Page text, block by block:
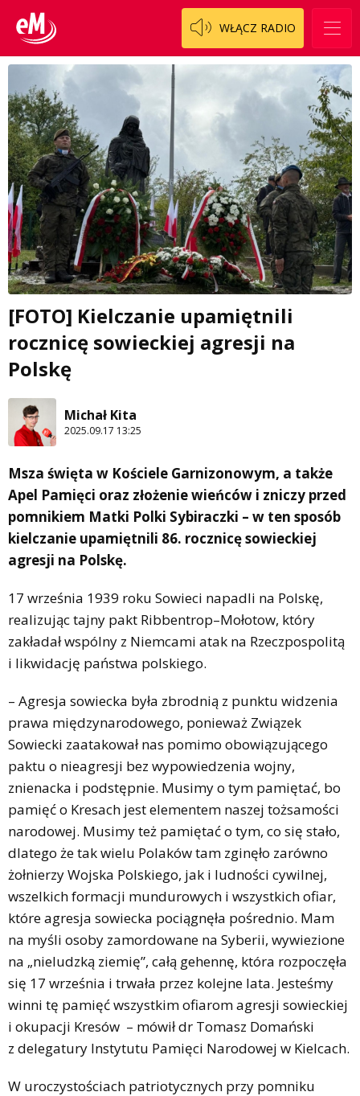
WŁĄCZ RADIO
[FOTO] Kielczanie upamiętnili
rocznicę sowieckiej agresji na
Polskę
Michał Kita
2025.09.17 13:25
Msza święta w Kościele Garnizonowym, a także
Apel Pamięci oraz złożenie wieńców i zniczy przed
pomnikiem Matki Polki Sybiraczki – w ten sposób
kielczanie upamiętnili 86. rocznicę sowieckiej
agresji na Polskę.
17 września 1939 roku Sowieci napadli na Polskę,
realizując tajny pakt Ribbentrop–Mołotow, który
zakładał wspólny z Niemcami atak na Rzeczpospolitą
i likwidację państwa polskiego.
– Agresja sowiecka była zbrodnią z punktu widzenia
prawa międzynarodowego, ponieważ Związek
Sowiecki zaatakował nas pomimo obowiązującego
paktu o nieagresji bez wypowiedzenia wojny,
znienacka i podstępnie. Musimy o tym pamiętać, bo
pamięć o Kresach jest elementem naszej tożsamości
narodowej. Musimy też pamiętać o tym, co się stało,
dlatego że tak wielu Polaków tam zginęło zarówno
żołnierzy Wojska Polskiego, jak i ludności cywilnej,
wszelkich formacji mundurowych i wszystkich ofiar,
które agresja sowiecka pociągnęła pośrednio. Mam
na myśli osoby zamordowane na Syberii, wywiezione
na „nieludzką ziemię”, całą gehennę, która rozpoczęła
się 17 września i trwała przez kolejne lata. Jesteśmy
winni tę pamięć wszystkim ofiarom agresji sowieckiej
i okupacji Kresów – mówił dr Tomasz Domański
z delegatury Instytutu Pamięci Narodowej w Kielcach.
W uroczystościach patriotycznych przy pomniku